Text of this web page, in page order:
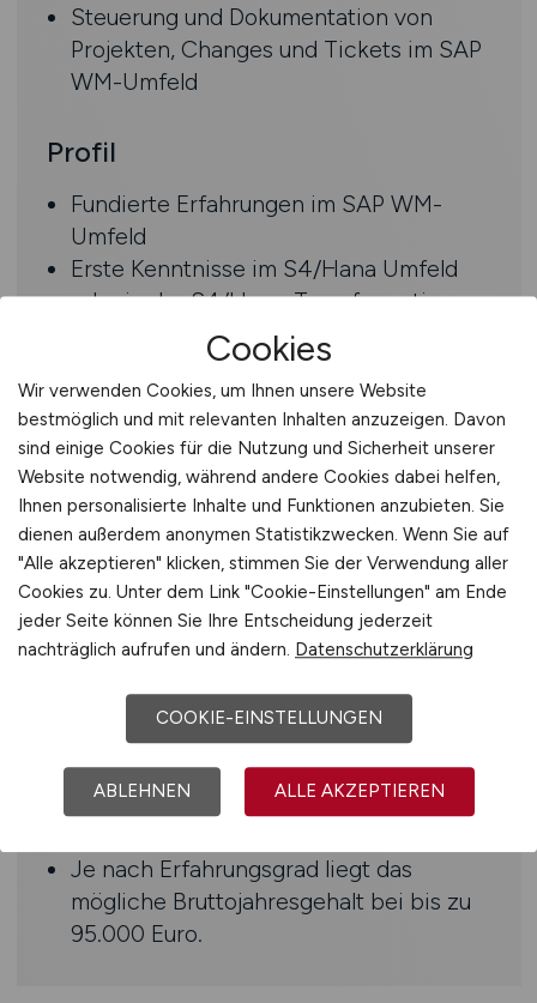
Steuerung und Dokumentation von
Projekten, Changes und Tickets im SAP
WM-Umfeld
Profil
Fundierte Erfahrungen im SAP WM-
Umfeld
Erste Kenntnisse im S4/Hana Umfeld
oder in der S4/Hana-Transformation
Bestenfalls Grundlagen in der ABAP-
Programmierung
Fließende Deutschkenntnisse
Benefits
30 Tage Urlaub
2 Tage Remote / Woche möglich
Kantine
Jobrad-Leasing
Sommerfest
Tolle Fort- und
Weiterbildungsmöglichkeiten
Gehaltsinformationen
Je nach Erfahrungsgrad liegt das
mögliche Bruttojahresgehalt bei bis zu
95.000 Euro.
Cookies
Wir verwenden Cookies, um Ihnen unsere Website
bestmöglich und mit relevanten Inhalten anzuzeigen. Davon
sind einige Cookies für die Nutzung und Sicherheit unserer
Website notwendig, während andere Cookies dabei helfen,
Ihnen personalisierte Inhalte und Funktionen anzubieten. Sie
dienen außerdem anonymen Statistikzwecken. Wenn Sie auf
"Alle akzeptieren" klicken, stimmen Sie der Verwendung aller
Cookies zu. Unter dem Link "Cookie-Einstellungen" am Ende
jeder Seite können Sie Ihre Entscheidung jederzeit
nachträglich aufrufen und ändern. Datenschutzerklärung
COOKIE-EINSTELLUNGEN
ABLEHNEN ALLE AKZEPTIEREN